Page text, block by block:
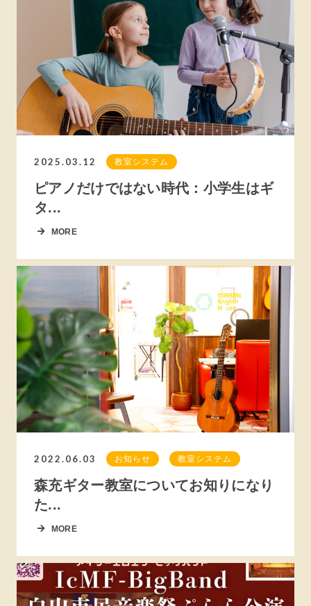
2025.03.12 教室システム
ピアノだけではない時代：小学生はギ
タ...
MORE
2022.06.03 お知らせ 教室システム
森充ギター教室についてお知りになり
た...
MORE